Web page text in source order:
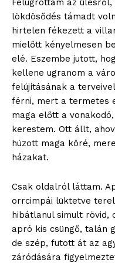
Felugrottam az
lökdösődés támadt
hirtelen fékezett a
mielőtt kényelmesen
elé. Eszembe jutott,
kellene ugranom a
felújításának a
férni, mert a termetes
maga előtt a
kerestem. Ott állt,
húzott maga köré,
házakat.
Csak oldalról láttam.
orrcimpái lüktetve
hibátlanul simult rövid,
apró kis csüngő, talán
de szép, futott át az
záródására